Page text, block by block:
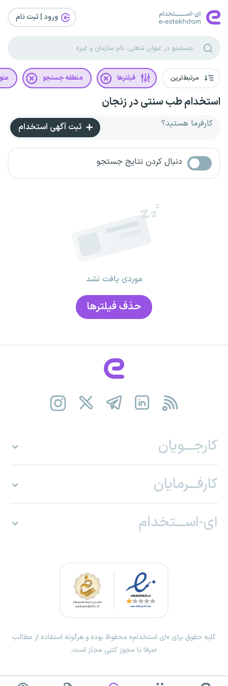
ورود | ثبت‌ نام
مرتبط‌ترین فیلترها منطقه جستجو
استخدام طب سنتی در زنجان
کارفرما هستید؟ ثبت آگهی استخدام
دنبال کردن نتایج جستجو
موردی یافت نشد
حذف فیلتر‌ها
کارجـــویان
کارفـــرمایان
ای-اســـتخدام
کلیه حقوق برای «ای استخدام» محفوظ بوده و هرگونه استفاده از مطالب
صرفا با مجوز کتبی مجاز است.